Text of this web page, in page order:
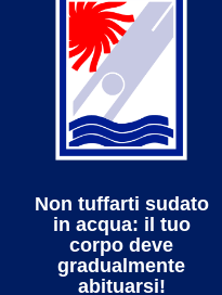
Non tuffarti sudato
in acqua: il tuo
corpo deve
gradualmente
abituarsi!